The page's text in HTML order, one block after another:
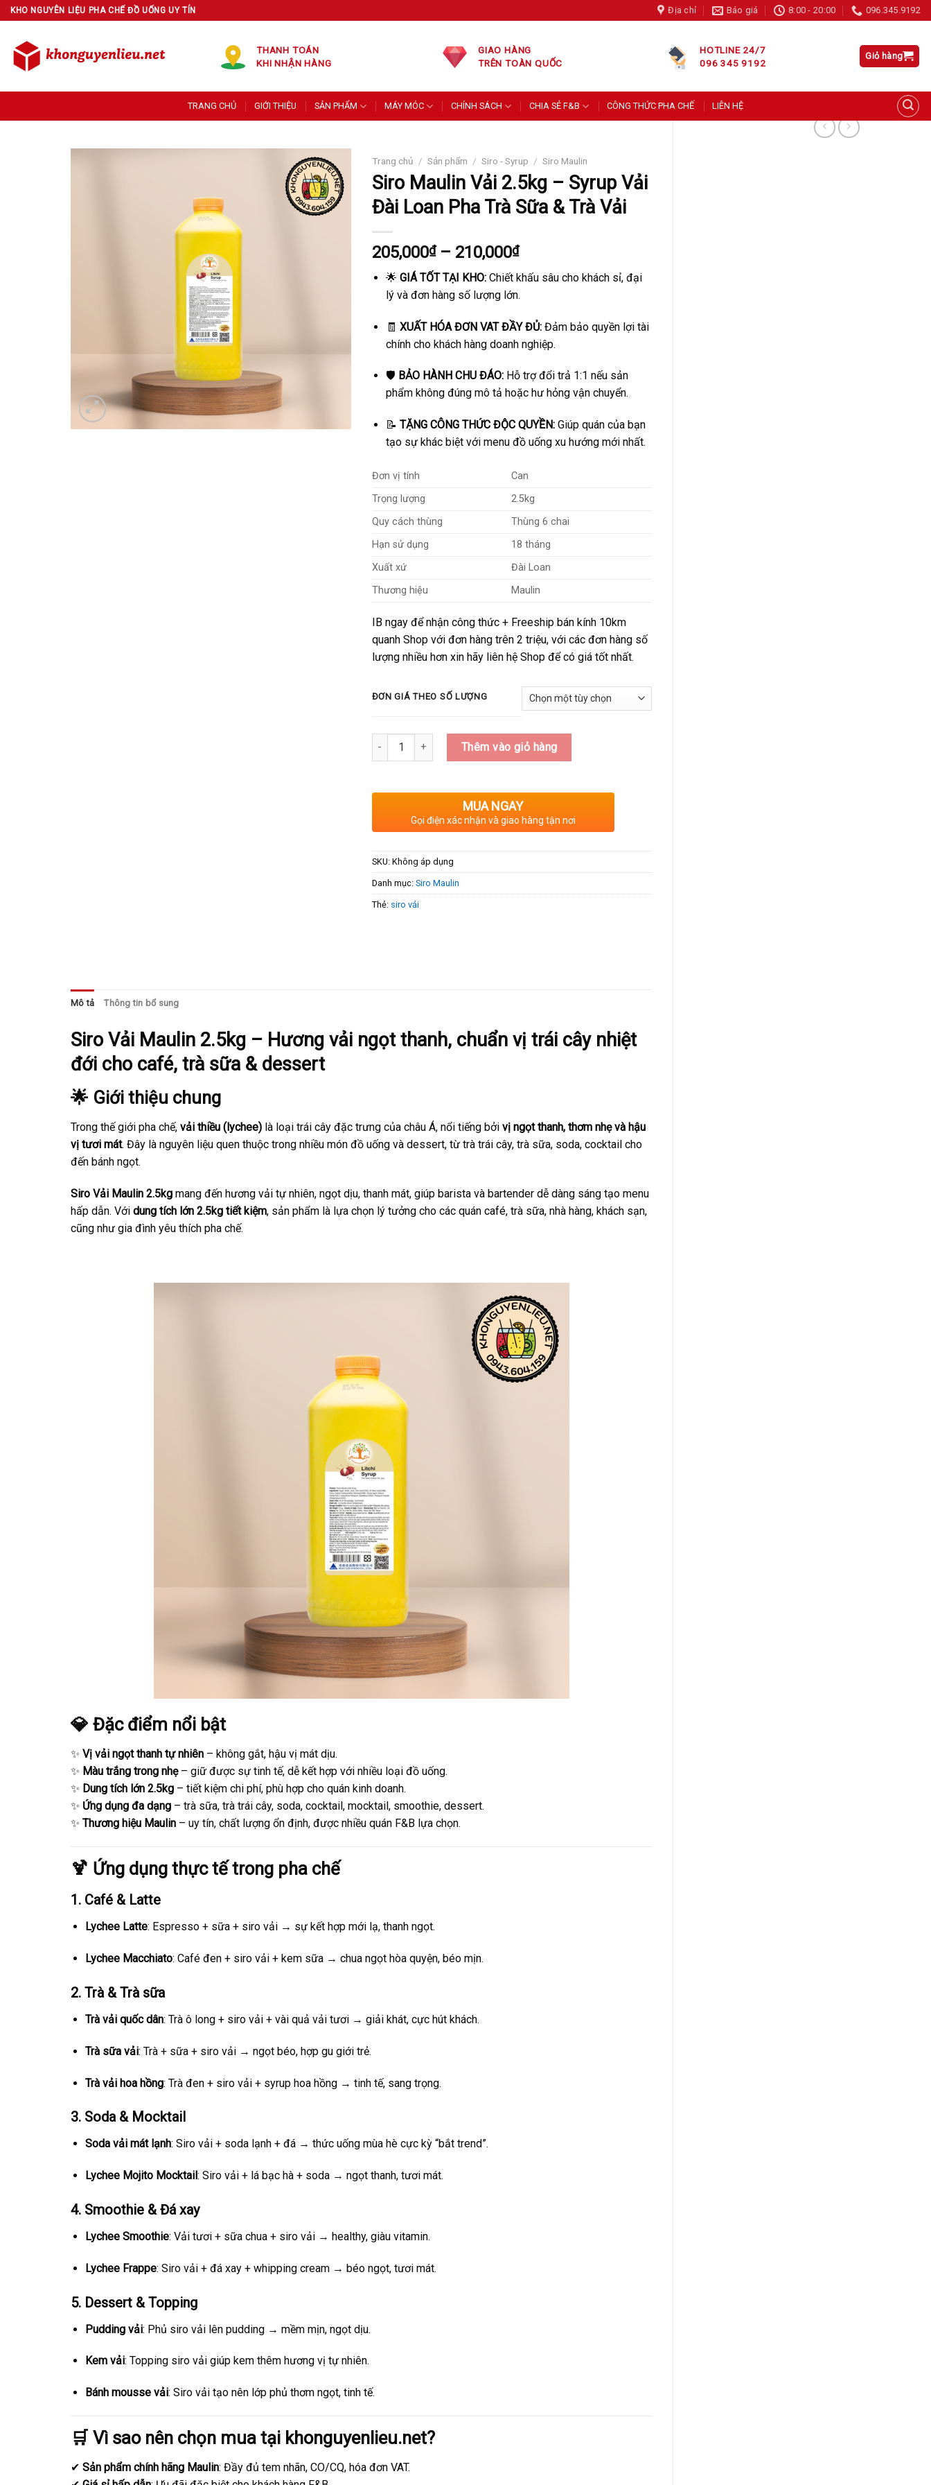
Skip
to
content
KHO NGUYÊN LIỆU PHA CHẾ ĐỒ UỐNG UY TÍN Địa chỉ Báo giá 8:00 - 20:00 096.345.9192
THANH TOÁN
KHI NHẬN HÀNG
GIAO HÀNG
TRÊN TOÀN QUỐC
HOTLINE 24/7
096 345 9192
Giỏ hàng
TRANG CHỦ GIỚI THIỆU SẢN PHẨM MÁY MÓC CHÍNH SÁCH CHIA SẺ F&B CÔNG THỨC PHA CHẾ LIÊN HỆ
Trang chủ / Sản phẩm / Siro - Syrup / Siro Maulin
Siro Maulin Vải 2.5kg – Syrup Vải
Đài Loan Pha Trà Sữa & Trà Vải
205,000₫ – 210,000₫Khoảng
giá:
từ
205,000₫
đến
210,000₫
🌟GIÁ TỐT TẠI KHO: Chiết khấu sâu cho khách sỉ, đại
lý và đơn hàng số lượng lớn.
🧾XUẤT HÓA ĐƠN VAT ĐẦY ĐỦ: Đảm bảo quyền lợi tài
chính cho khách hàng doanh nghiệp.
🛡️ BẢO HÀNH CHU ĐÁO: Hỗ trợ đổi trả 1:1 nếu sản
phẩm không đúng mô tả hoặc hư hỏng vận chuyển.
📝TẶNG CÔNG THỨC ĐỘC QUYỀN: Giúp quán của bạn
tạo sự khác biệt với menu đồ uống xu hướng mới nhất.
Đơn vị tính
Can
Trọng lượng
2.5kg
Quy cách thùng
Thùng 6 chai
Hạn sử dụng
18 tháng
Xuất xứ
Đài Loan
Thương hiệu
Maulin
IB ngay để nhận công thức + Freeship bán kính 10km
quanh Shop với đơn hàng trên 2 triệu, với các đơn hàng số
lượng nhiều hơn xin hãy liên hệ Shop để có giá tốt nhất.
ĐƠN GIÁ THEO SỐ LƯỢNG
Số lượng Thêm vào giỏ hàng
MUA NGAY
Gọi điện xác nhận và giao hàng tận nơi
SKU: Không áp dụng
Danh mục: Siro Maulin
Thẻ: siro vải
Mô tả Thông tin bổ sung
Siro Vải Maulin 2.5kg – Hương vải ngọt thanh, chuẩn vị trái cây nhiệt
đới cho café, trà sữa & dessert
🌟 Giới thiệu chung
Trong thế giới pha chế, vải thiều (lychee) là loại trái cây đặc trưng của châu Á, nổi tiếng bởi vị ngọt thanh, thơm nhẹ và hậu
vị tươi mát. Đây là nguyên liệu quen thuộc trong nhiều món đồ uống và dessert, từ trà trái cây, trà sữa, soda, cocktail cho
đến bánh ngọt.
Siro Vải Maulin 2.5kg mang đến hương vải tự nhiên, ngọt dịu, thanh mát, giúp barista và bartender dễ dàng sáng tạo menu
hấp dẫn. Với dung tích lớn 2.5kg tiết kiệm, sản phẩm là lựa chọn lý tưởng cho các quán café, trà sữa, nhà hàng, khách sạn,
cũng như gia đình yêu thích pha chế.
💎 Đặc điểm nổi bật
✨ Vị vải ngọt thanh tự nhiên – không gắt, hậu vị mát dịu.
✨ Màu trắng trong nhẹ– giữ được sự tinh tế, dễ kết hợp với nhiều loại đồ uống.
✨ Dung tích lớn 2.5kg – tiết kiệm chi phí, phù hợp cho quán kinh doanh.
✨ Ứng dụng đa dạng – trà sữa, trà trái cây, soda, cocktail, mocktail, smoothie, dessert.
✨ Thương hiệu Maulin – uy tín, chất lượng ổn định, được nhiều quán F&B lựa chọn.
🍹 Ứng dụng thực tế trong pha chế
1. Café & Latte
Lychee Latte: Espresso + sữa + siro vải → sự kết hợp mới lạ, thanh ngọt.
Lychee Macchiato: Café đen + siro vải + kem sữa → chua ngọt hòa quyện, béo mịn.
2. Trà & Trà sữa
Trà vải quốc dân: Trà ô long + siro vải + vài quả vải tươi → giải khát, cực hút khách.
Trà sữa vải: Trà + sữa + siro vải → ngọt béo, hợp gu giới trẻ.
Trà vải hoa hồng: Trà đen + siro vải + syrup hoa hồng → tinh tế, sang trọng.
3. Soda & Mocktail
Soda vải mát lạnh: Siro vải + soda lạnh + đá → thức uống mùa hè cực kỳ “bắt trend”.
Lychee Mojito Mocktail : Siro vải + lá bạc hà + soda → ngọt thanh, tươi mát.
4. Smoothie & Đá xay
Lychee Smoothie: Vải tươi + sữa chua + siro vải → healthy, giàu vitamin.
Lychee Frappe: Siro vải + đá xay + whipping cream → béo ngọt, tươi mát.
5. Dessert & Topping
Pudding vải: Phủ siro vải lên pudding → mềm mịn, ngọt dịu.
Kem vải: Topping siro vải giúp kem thêm hương vị tự nhiên.
Bánh mousse vải: Siro vải tạo nên lớp phủ thơm ngọt, tinh tế.
🛒 Vì sao nên chọn mua tại khonguyenlieu.net?
✔ Sản phẩm chính hãng Maulin: Đầy đủ tem nhãn, CO/CQ, hóa đơn VAT.
183 người đang xem sản phẩm này